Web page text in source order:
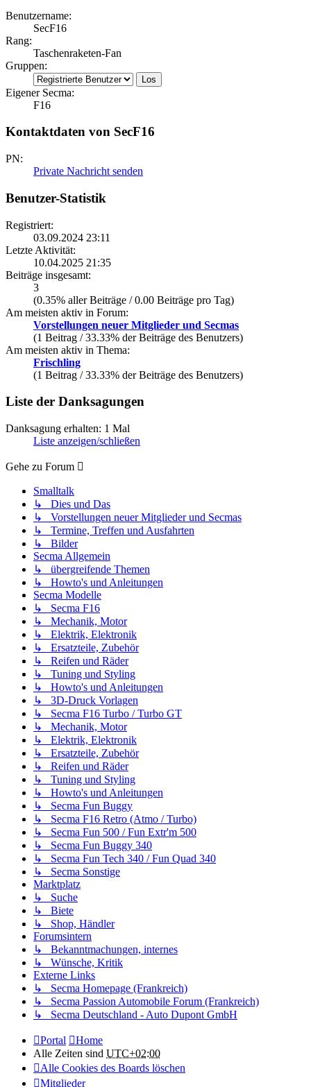
Benutzername:
SecF16
Rang:
Taschenraketen-Fan
Gruppen:
Eigener Secma:
F16
Kontaktdaten von SecF16
PN:
Private Nachricht senden
Benutzer-Statistik
Registriert:
03.09.2024 23:11
Letzte Aktivität:
10.04.2025 21:35
Beiträge insgesamt:
3
(0.35% aller Beiträge / 0.00 Beiträge pro Tag)
Am meisten aktiv in Forum:
Vorstellungen neuer Mitglieder und Secmas
(1 Beitrag / 33.33% der Beiträge des Benutzers)
Am meisten aktiv in Thema:
Frischling
(1 Beitrag / 33.33% der Beiträge des Benutzers)
Liste der Danksagungen
Danksagung erhalten: 1 Mal
Liste anzeigen/schließen
Gehe zu Forum
Smalltalk
↳ Dies und Das
↳ Vorstellungen neuer Mitglieder und Secmas
↳ Termine, Treffen und Ausfahrten
↳ Bilder
Secma Allgemein
↳ übergreifende Themen
↳ Howto's und Anleitungen
Secma Modelle
↳ Secma F16
↳ Mechanik, Motor
↳ Elektrik, Elektronik
↳ Ersatzteile, Zubehör
↳ Reifen und Räder
↳ Tuning und Styling
↳ Howto's und Anleitungen
↳ 3D-Druck Vorlagen
↳ Secma F16 Turbo / Turbo GT
↳ Mechanik, Motor
↳ Elektrik, Elektronik
↳ Ersatzteile, Zubehör
↳ Reifen und Räder
↳ Tuning und Styling
↳ Howto's und Anleitungen
↳ Secma Fun Buggy
↳ Secma F16 Retro (Atmo / Turbo)
↳ Secma Fun 500 / Fun Extr'm 500
↳ Secma Fun Buggy 340
↳ Secma Fun Tech 340 / Fun Quad 340
↳ Secma Sonstige
Marktplatz
↳ Suche
↳ Biete
↳ Shop, Händler
Forumsintern
↳ Bekanntmachungen, internes
↳ Wünsche, Kritik
Externe Links
↳ Secma Homepage (Frankreich)
↳ Secma Passion Automobile Forum (Frankreich)
↳ Secma Deutschland - Auto Dupont GmbH
Portal
Home
Alle Zeiten sind UTC+02:00
Alle Cookies des Boards löschen
Mitglieder